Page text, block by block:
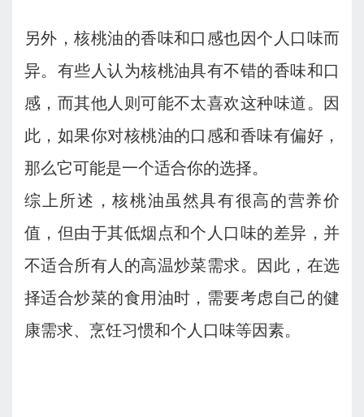
另外，核桃油的香味和口感也因个人口味而
异。有些人认为核桃油具有不错的香味和口
感，而其他人则可能不太喜欢这种味道。因
此，如果你对核桃油的口感和香味有偏好，
那么它可能是一个适合你的选择。
综上所述，核桃油虽然具有很高的营养价
值，但由于其低烟点和个人口味的差异，并
不适合所有人的高温炒菜需求。因此，在选
择适合炒菜的食用油时，需要考虑自己的健
康需求、烹饪习惯和个人口味等因素。